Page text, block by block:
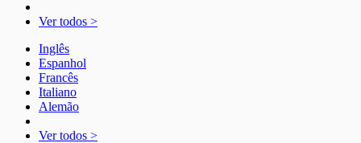
Ver todos >
Inglês
Espanhol
Francês
Italiano
Alemão
Ver todos >